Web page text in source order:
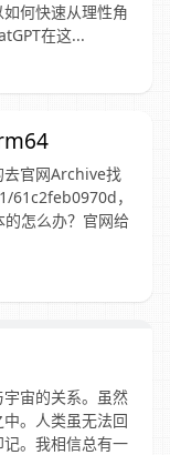
何快速从理性角
在这...
去官网Archive找
，
怎么办？官网给
宙的关系。虽然
。人类虽无法回
。我相信总有一